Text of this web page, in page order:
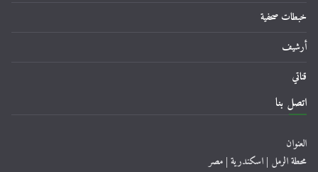
خبطات صحفية
أرشيف
قناتي
اتصل بنا
العنوان
محطة الرمل | اسكندرية | مصر